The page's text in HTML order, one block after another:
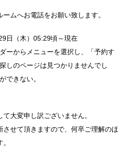
ムへお電話をお願い致します。
日（木）05:29頃～現在
ーからメニューを選択し、「予約す
しのページは見つかりませんでし
できない。
大変申し訳ございません。
させて頂きますので、何卒ご理解のほ